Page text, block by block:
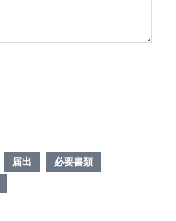
届出
必要書類